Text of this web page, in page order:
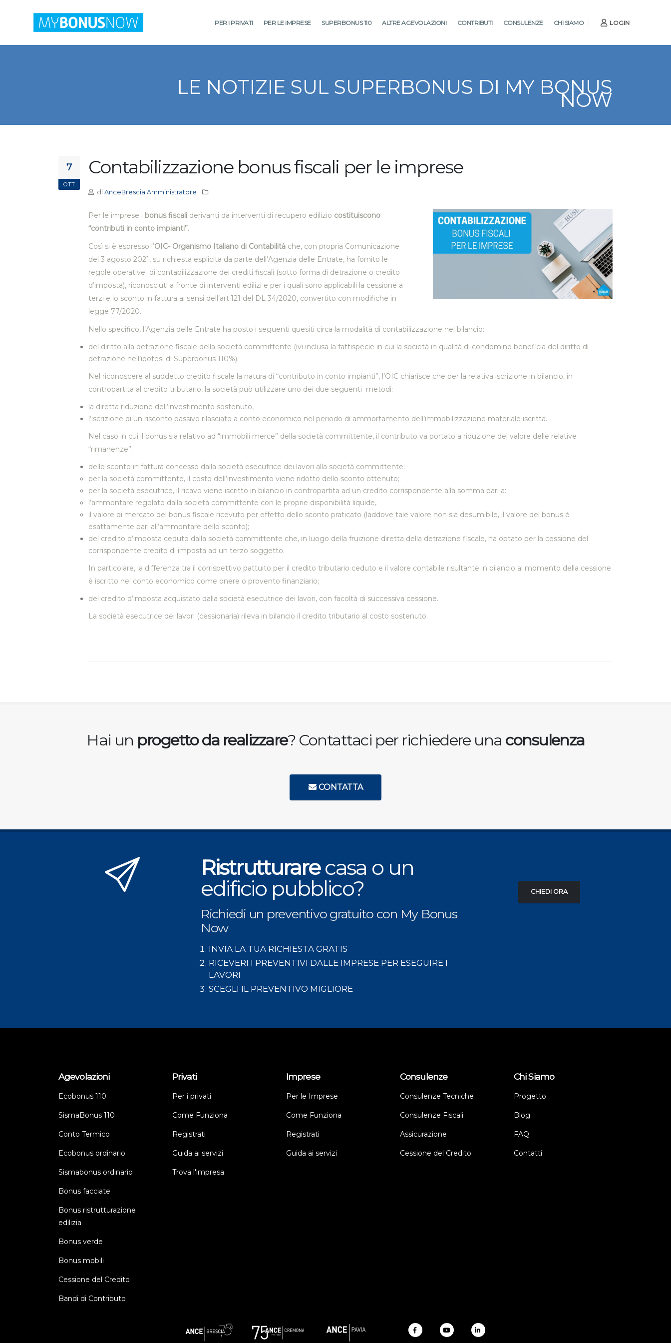
PER I PRIVATI PER LE IMPRESE SUPERBONUS 110 ALTRE AGEVOLAZIONI CONTRIBUTI CONSULENZE CHI SIAMO LOGIN
LE NOTIZIE SUL SUPERBONUS DI MY BONUS
NOW
7
OTT
Contabilizzazione bonus fiscali per le imprese
di AnceBrescia Amministratore
Per le imprese i bonus fiscali derivanti da interventi di recupero edilizio costituiscono
“contributi in conto impianti”.
Così si è espresso l’OIC- Organismo Italiano di Contabilità che, con propria Comunicazione
del 3 agosto 2021, su richiesta esplicita da parte dell’Agenzia delle Entrate, ha fornito le
regole operative di contabilizzazione dei crediti fiscali (sotto forma di detrazione o credito
d’imposta), riconosciuti a fronte di interventi edilizi e per i quali sono applicabili la cessione a
terzi e lo sconto in fattura ai sensi dell’art.121 del DL 34/2020, convertito con modifiche in
legge 77/2020.
Nello specifico, l’Agenzia delle Entrate ha posto i seguenti quesiti circa la modalità di contabilizzazione nel bilancio:
del diritto alla detrazione fiscale della società committente (ivi inclusa la fattispecie in cui la società in qualità di condomino beneficia del diritto di
detrazione nell’ipotesi di Superbonus 110%).
Nel riconoscere al suddetto credito fiscale la natura di “contributo in conto impianti”, l’OIC chiarisce che per la relativa iscrizione in bilancio, in
contropartita al credito tributario, la società può utilizzare uno dei due seguenti metodi:
la diretta riduzione dell’investimento sostenuto,
l’iscrizione di un risconto passivo rilasciato a conto economico nel periodo di ammortamento dell’immobilizzazione materiale iscritta.
Nel caso in cui il bonus sia relativo ad “immobili merce” della società committente, il contributo va portato a riduzione del valore delle relative
“rimanenze”;
dello sconto in fattura concesso dalla società esecutrice dei lavori alla società committente:
per la società committente, il costo dell’investimento viene ridotto dello sconto ottenuto;
per la società esecutrice, il ricavo viene iscritto in bilancio in contropartita ad un credito corrispondente alla somma pari a:
l’ammontare regolato dalla società committente con le proprie disponibilità liquide,
il valore di mercato del bonus fiscale ricevuto per effetto dello sconto praticato (laddove tale valore non sia desumibile, il valore del bonus è
esattamente pari all’ammontare dello sconto);
del credito d’imposta ceduto dalla società committente che, in luogo della fruizione diretta della detrazione fiscale, ha optato per la cessione del
corrispondente credito di imposta ad un terzo soggetto.
In particolare, la differenza tra il corrispettivo pattuito per il credito tributario ceduto e il valore contabile risultante in bilancio al momento della cessione
è iscritto nel conto economico come onere o provento finanziario;
del credito d’imposta acquistato dalla società esecutrice dei lavori, con facoltà di successiva cessione.
La società esecutrice dei lavori (cessionaria) rileva in bilancio il credito tributario al costo sostenuto.
Hai un progetto da realizzare? Contattaci per richiedere una consulenza
CONTATTA
Ristrutturarecasa o un
edificio pubblico?
Richiedi un preventivo gratuito con My Bonus
Now
INVIA LA TUA RICHIESTA GRATIS
RICEVERI I PREVENTIVI DALLE IMPRESE PER ESEGUIRE I
LAVORI
SCEGLI IL PREVENTIVO MIGLIORE
CHIEDI ORA
Agevolazioni
Ecobonus 110
SismaBonus 110
Conto Termico
Ecobonus ordinario
Sismabonus ordinario
Bonus facciate
Bonus ristrutturazione
edilizia
Bonus verde
Bonus mobili
Cessione del Credito
Bandi di Contributo
Privati
Per i privati
Come Funziona
Registrati
Guida ai servizi
Trova l'impresa
Imprese
Per le Imprese
Come Funziona
Registrati
Guida ai servizi
Consulenze
Consulenze Tecniche
Consulenze Fiscali
Assicurazione
Cessione del Credito
Chi Siamo
Progetto
Blog
FAQ
Contatti